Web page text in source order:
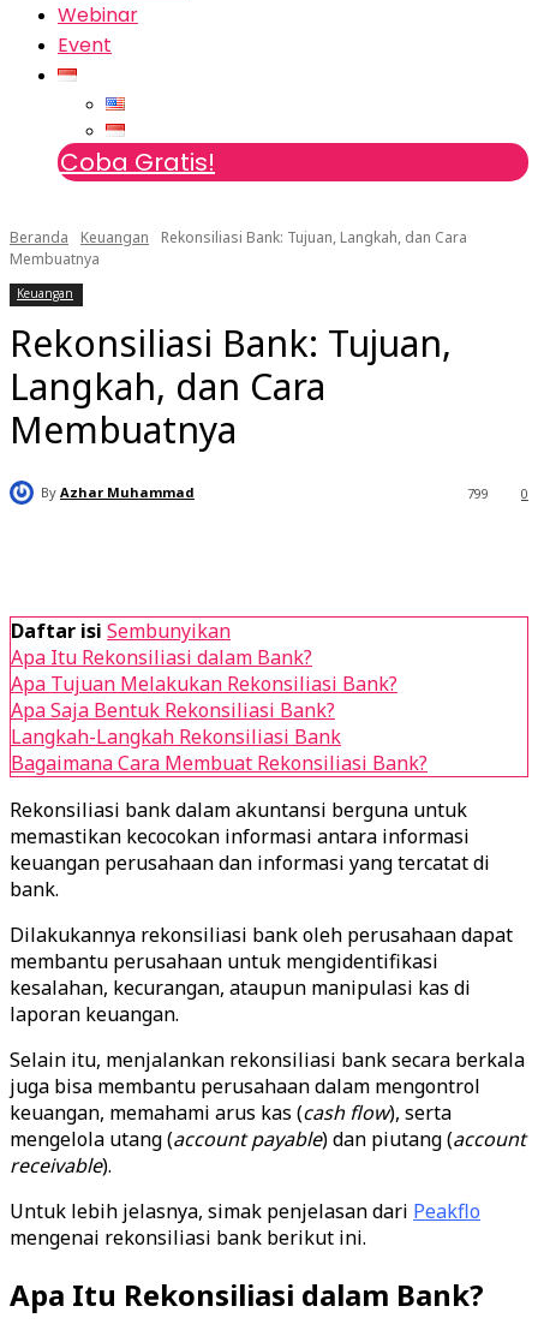
Webinar
Event
Coba Gratis!
Beranda Keuangan
Rekonsiliasi Bank: Tujuan, Langkah, dan Cara
Membuatnya
Keuangan
Rekonsiliasi Bank: Tujuan,
Langkah, dan Cara
Membuatnya
By Azhar Muhammad 0
799
Daftar isi Sembunyikan
Apa Itu Rekonsiliasi dalam Bank?
Apa Tujuan Melakukan Rekonsiliasi Bank?
Apa Saja Bentuk Rekonsiliasi Bank?
Langkah-Langkah Rekonsiliasi Bank
Bagaimana Cara Membuat Rekonsiliasi Bank?
Rekonsiliasi bank dalam akuntansi berguna untuk
memastikan kecocokan informasi antara informasi
keuangan perusahaan dan informasi yang tercatat di
bank.
Dilakukannya rekonsiliasi bank oleh perusahaan dapat
membantu perusahaan untuk mengidentifikasi
kesalahan, kecurangan, ataupun manipulasi kas di
laporan keuangan.
Selain itu, menjalankan rekonsiliasi bank secara berkala
juga bisa membantu perusahaan dalam mengontrol
keuangan, memahami arus kas (cash flow), serta
mengelola utang (account payable) dan piutang (account
receivable).
Untuk lebih jelasnya, simak penjelasan dari Peakflo
mengenai rekonsiliasi bank berikut ini.
Apa Itu Rekonsiliasi dalam Bank?